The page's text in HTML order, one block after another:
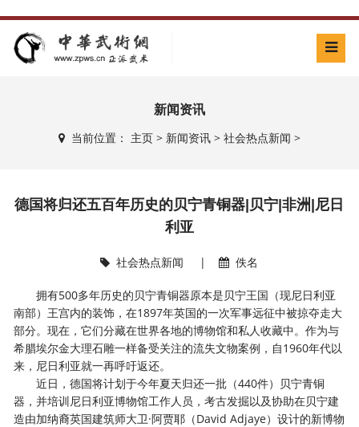
新闻资讯
当前位置： 主页> 新闻资讯> 社会热点新闻 >
德国将归还五百年历史的贝宁青铜器|贝宁|非洲|尼日
利亚
社会热点新闻 | 佚名
拥有500多年历史的贝宁青铜器原本是贝宁王国（现尼日利亚
南部）王宫内的装饰，在1897年英国的一次军事远征中被掠夺走大
部分。现在，它们分藏在世界各地的博物馆和私人收藏中。作为与
希腊埃尔金大理石雕一样备受关注的流失文物案例，自1960年代以
来，尼日利亚就一再呼吁返还。
近日，德国将计划于今年夏天归还一批（440件）贝宁青铜
器，并培训尼日利亚博物馆工作人员，考古发掘以及协助在贝宁建
造由加纳裔英国建筑师大卫·阿贾耶（David Adjaye）设计的新博物